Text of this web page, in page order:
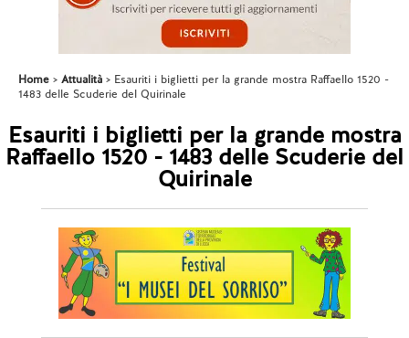
Home Attualità
Esauriti i biglietti per la grande mostra Raffaello 1520 -
1483 delle Scuderie del Quirinale
Esauriti i biglietti per la grande mostra
Raffaello 1520 - 1483 delle Scuderie del
Quirinale